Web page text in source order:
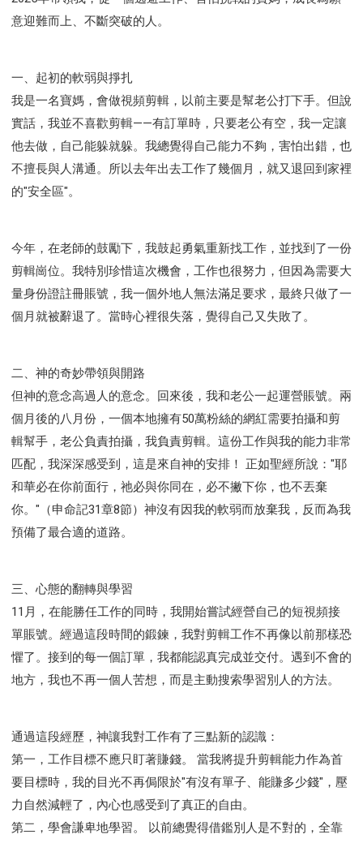
意迎難而上、不斷突破的人。
一、起初的軟弱與掙扎
我是一名寶媽，會做視頻剪輯，以前主要是幫老公打下手。但說
實話，我並不喜歡剪輯——有訂單時，只要老公有空，我一定讓
他去做，自己能躲就躲。我總覺得自己能力不夠，害怕出錯，也
不擅長與人溝通。所以去年出去工作了幾個月，就又退回到家裡
的"安全區"。
今年，在老師的鼓勵下，我鼓起勇氣重新找工作，並找到了一份
剪輯崗位。我特別珍惜這次機會，工作也很努力，但因為需要大
量身份證註冊賬號，我一個外地人無法滿足要求，最終只做了一
個月就被辭退了。當時心裡很失落，覺得自己又失敗了。
二、神的奇妙帶領與開路
但神的意念高過人的意念。回來後，我和老公一起運營賬號。兩
個月後的八月份，一個本地擁有50萬粉絲的網紅需要拍攝和剪
輯幫手，老公負責拍攝，我負責剪輯。這份工作與我的能力非常
匹配，我深深感受到，這是來自神的安排！ 正如聖經所說："耶
和華必在你前面行，祂必與你同在，必不撇下你，也不丟棄
你。"（申命記31章8節）神沒有因我的軟弱而放棄我，反而為我
預備了最合適的道路。
三、心態的翻轉與學習
11月，在能勝任工作的同時，我開始嘗試經營自己的短視頻接
單賬號。經過這段時間的鍛鍊，我對剪輯工作不再像以前那樣恐
懼了。接到的每一個訂單，我都能認真完成並交付。遇到不會的
地方，我也不再一個人苦想，而是主動搜索學習別人的方法。
通過這段經歷，神讓我對工作有了三點新的認識：
第一，工作目標不應只盯著賺錢。 當我將提升剪輯能力作為首
要目標時，我的目光不再侷限於"有沒有單子、能賺多少錢"，壓
力自然減輕了，內心也感受到了真正的自由。
第二，學會謙卑地學習。 以前總覺得借鑑別人是不對的，全靠